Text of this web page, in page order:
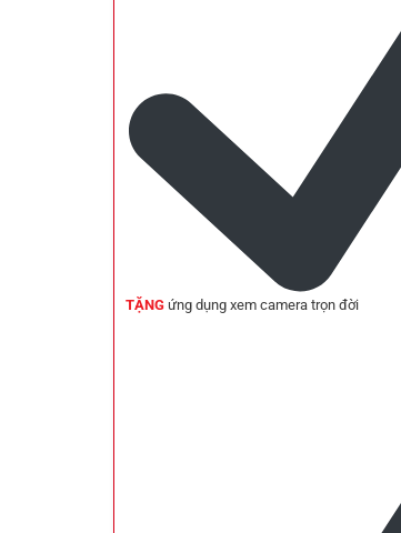
TẶNG ứng dụng xem camera trọn đời